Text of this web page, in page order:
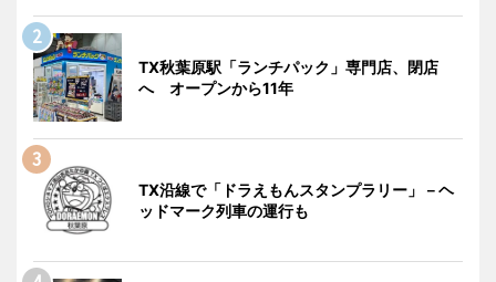
TX秋葉原駅「ランチパック」専門店、閉店
へ オープンから11年
TX沿線で「ドラえもんスタンプラリー」－ヘ
ッドマーク列車の運行も